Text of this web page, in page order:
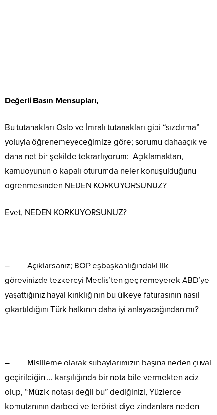
Değerli Basın Mensupları,
Bu tutanakları Oslo ve İmralı tutanakları gibi “sızdırma”
yoluyla öğrenemeyeceğimize göre; sorumu dahaaçık ve
daha net bir şekilde tekrarlıyorum: Açıklamaktan,
kamuoyunun o kapalı oturumda neler konuşulduğunu
öğrenmesinden NEDEN KORKUYORSUNUZ?
Evet, NEDEN KORKUYORSUNUZ?
– Açıklarsanız; BOP eşbaşkanlığındaki ilk
görevinizde tezkereyi Meclis’ten geçiremeyerek ABD’ye
yaşattığınız hayal kırıklığının bu ülkeye faturasının nasıl
çıkartıldığını Türk halkının daha iyi anlayacağından mı?
– Misilleme olarak subaylarımızın başına neden çuval
geçirildiğini… karşılığında bir nota bile vermekten aciz
olup, “Müzik notası değil bu” dediğinizi, Yüzlerce
komutanının darbeci ve terörist diye zindanlara neden